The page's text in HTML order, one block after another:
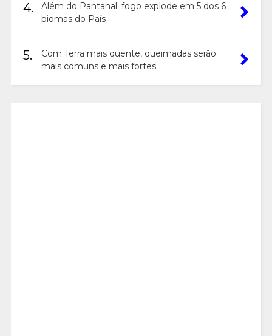
4.
Além do Pantanal: fogo explode em 5 dos 6
biomas do País
5.
Com Terra mais quente, queimadas serão
mais comuns e mais fortes